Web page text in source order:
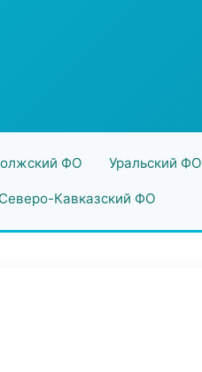
ФО Уральский ФО
Северо-Кавказский ФО